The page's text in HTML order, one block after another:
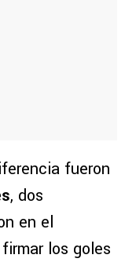
fueron
, dos
en el
los goles